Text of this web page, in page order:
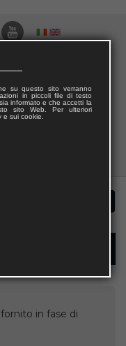
in fase di
su questo sito verranno
in piccoli file di testo
informato e che accetti la
sito Web. Per ulteriori
sui cookie.